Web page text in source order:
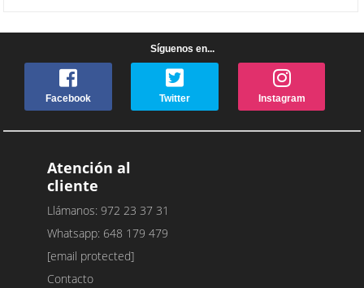
Síguenos en...
Facebook Twitter Instagram
Atención al
cliente
Llámanos: 972 23 37 31
Whatsapp: 648 179 479
[email protected]
Contacto